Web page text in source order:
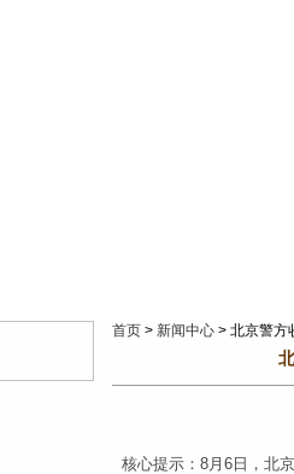
首页 > 新闻中心 > 北京警方
核心提示：8月6日，北